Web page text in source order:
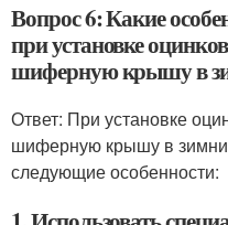
Вопрос 6: Какие
при установке
шиферную крышу в
Ответ: При установке
шиферную крышу в
следующие особенности: